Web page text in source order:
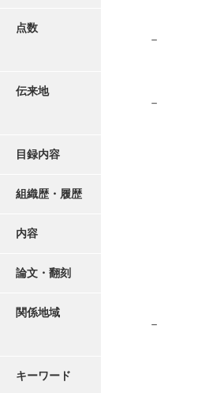
高画質画像ダウンロード
点数
－
伝来地
－
目録内容
組織歴・履歴
内容
論文・翻刻
関係地域
－
キーワード